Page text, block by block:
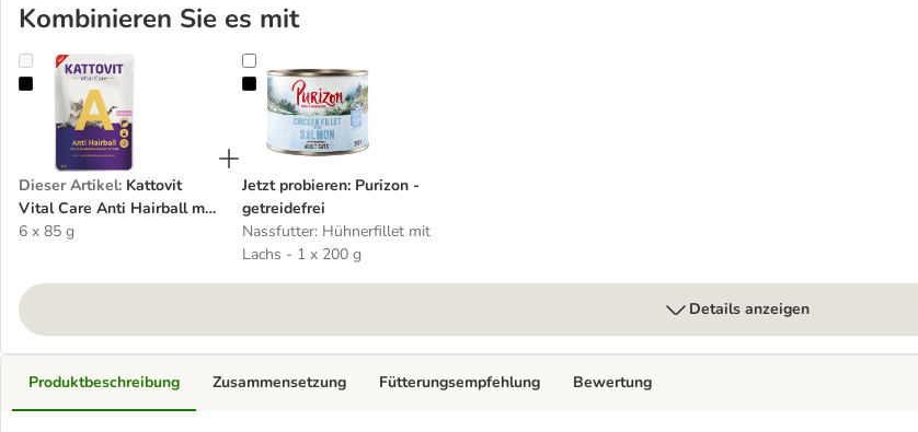
Kombinieren Sie es mit
Kattovit Vital Care Anti Hairball mit Lachs
Dieser Artikel: Kattovit
Vital Care Anti Hairball mit
Lachs
6 x 85 g
Jetzt probieren: Purizon - getreidefrei
Jetzt probieren: Purizon -
getreidefrei
Nassfutter: Hühnerfillet mit
Lachs - 1 x 200 g
Details anzeigen
Produktbeschreibung Zusammensetzung Fütterungsempfehlung Bewertung